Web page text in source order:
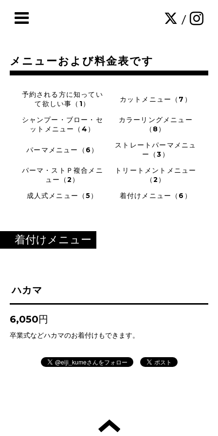
/
メニューおよび料金表です
予約される方に知ってい
て欲しい事（1）
カットメニュー（7）
シャンプー・ブロー・セ
ットメニュー（4）
カラーリングメニュー
（8）
パーマメニュー（6）
ストレートパーマメニュ
ー（3）
パーマ・ストＰ複合メニ
ュー（2）
トリートメントメニュー
（2）
成人式メニュー（5）
着付けメニュー（6）
着付けメニュー
ハカマ
6,050円
卒業式などハカマのお着付けもできます。